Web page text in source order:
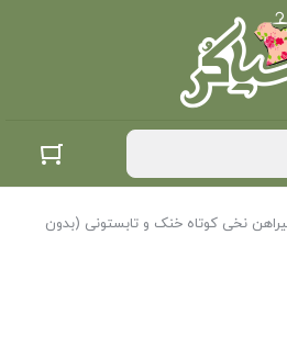
نخی کوتاه خنک و تابستونی (بدون